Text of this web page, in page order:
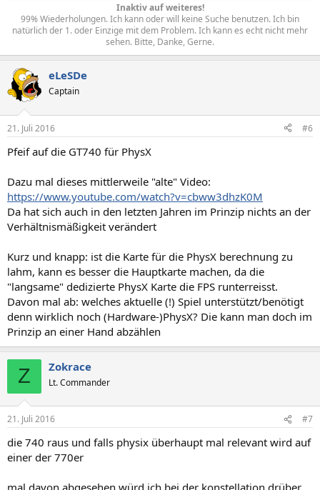
Inaktiv auf weiteres!
99% Wiederholungen. Ich kann oder will keine Suche benutzen. Ich bin
natürlich der 1. oder Einzige mit dem Problem. Ich kann es echt nicht mehr
sehen. Bitte, Danke, Gerne.​
eLeSDe
Captain
21. Juli 2016 #6
Pfeif auf die GT740 für PhysX
Dazu mal dieses mittlerweile "alte" Video:
https://www.youtube.com/watch?v=cbww3dhzK0M
Da hat sich auch in den letzten Jahren im Prinzip nichts an der
Verhältnismäßigkeit verändert
Kurz und knapp: ist die Karte für die PhysX berechnung zu
lahm, kann es besser die Hauptkarte machen, da die
"langsame" dedizierte PhysX Karte die FPS runterreisst.
Davon mal ab: welches aktuelle (!) Spiel unterstützt/benötigt
denn wirklich noch (Hardware-)PhysX? Die kann man doch im
Prinzip an einer Hand abzählen
Z Zokrace
Lt. Commander
21. Juli 2016 #7
die 740 raus und falls physix überhaupt mal relevant wird auf
einer der 770er
mal davon abgesehen würd ich bei der konstellation drüber